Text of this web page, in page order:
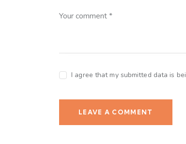
I agree that my submitted data is